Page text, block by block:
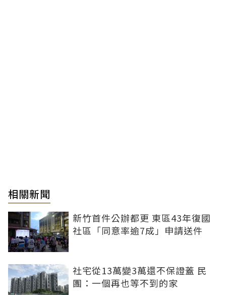
相關新聞
新竹首件公辦都更 東區43年復國
社區「同意率逾7成」申請送件
社宅從13萬變3萬還不保證蓋 民
團：一個再也等不到的家